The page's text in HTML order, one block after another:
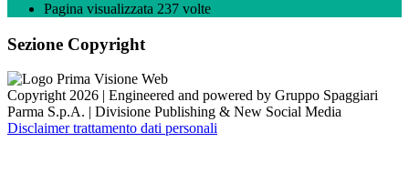
Pagina visualizzata 237 volte
Sezione Copyright
Copyright 2026 | Engineered and powered by Gruppo Spaggiari
Parma S.p.A. | Divisione Publishing & New Social Media
Disclaimer trattamento dati personali